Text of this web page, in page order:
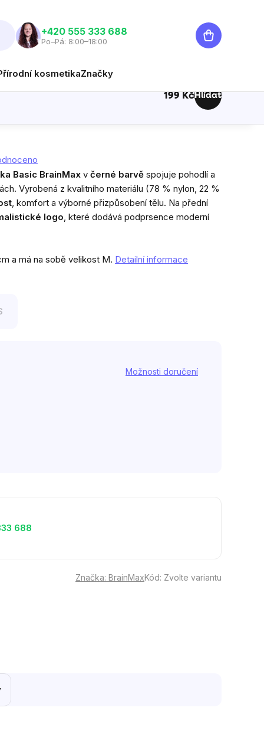
‭+420 555 333 688
Po–Pá: 8:00–18:00
Nákupní
košík
kosmetikaZnačky
Basic BrainMax v černé barvě spojuje pohodlí a
Vyrobená z kvalitního materiálu (78 % nylon, 22 %
, komfort a výborné přizpůsobení tělu. Na přední
logo, které dodává podprsence moderní
a má na sobě velikost M. Detailní informace
Možnosti doručení
688
Značka: BrainMaxKód: Zvolte variantu
199 Kč
Měrná cena:
Hlídat